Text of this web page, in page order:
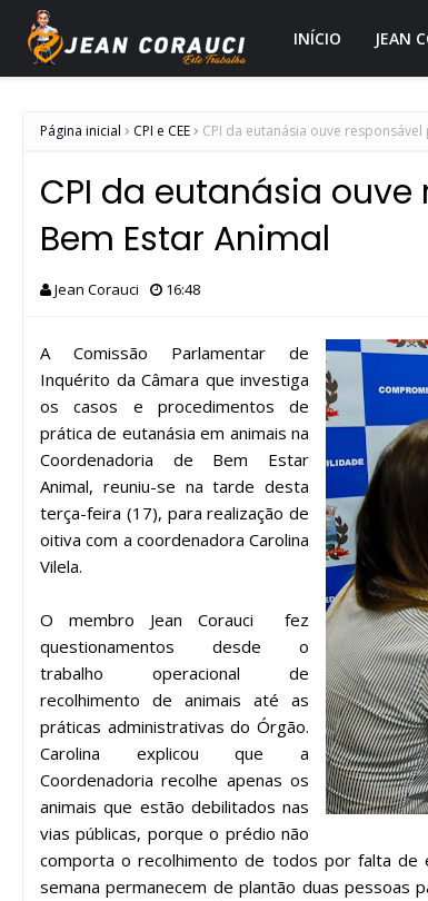
INÍCIO JEAN
Página inicial CPI e CEE CPI da eutanásia ouve
CPI da eutanásia
Bem Estar Animal
Jean Corauci 16:48
A Comissão Parlamentar de
Inquérito da Câmara que investiga
os casos e procedimentos de
prática de eutanásia em animais na
Coordenadoria de Bem Estar
Animal, reuniu-se na tarde desta
terça-feira (17), para realização de
oitiva com a coordenadora Carolina
Vilela.
O membro Jean Corauci fez
questionamentos desde o
trabalho operacional de
recolhimento de animais até as
práticas administrativas do Órgão.
Carolina explicou que a
Coordenadoria recolhe apenas os
animais que estão debilitados nas
vias públicas, porque o prédio não
comporta o recolhimento de todos por falta de
semana permanecem de plantão duas pessoas